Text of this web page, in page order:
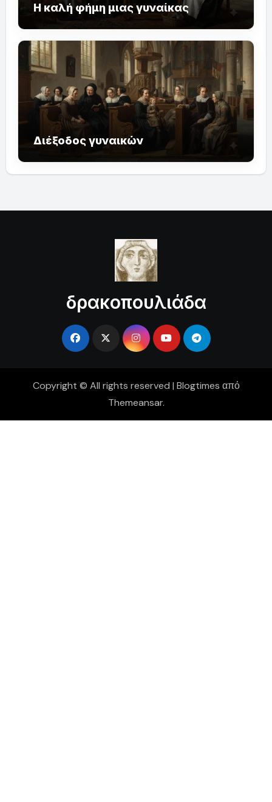
Η καλή φήμη μιας γυναίκας
Διέξοδος γυναικών
δρακοπουλιάδα
Copyright © All rights reserved | Blogtimes από
Themeansar.